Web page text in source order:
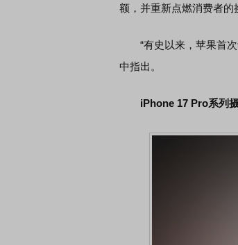
额，并重新点燃消费者的
“有史以来，苹果首次
中指出。
iPhone 17 Pro系列